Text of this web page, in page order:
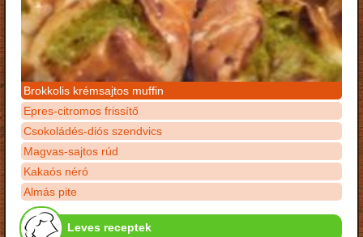
Brokkolis krémsajtos muffin
Epres-citromos frissítő
Csokoládés-diós szendvics
Magvas-sajtos rúd
Kakaós néró
Almás pite
Leves receptek